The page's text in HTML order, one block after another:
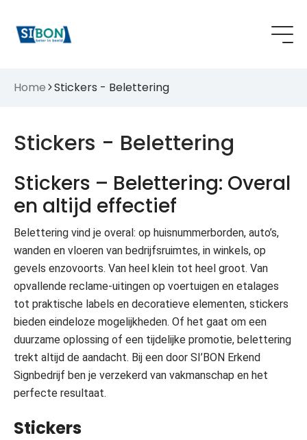
Home Stickers - Belettering
Stickers - Belettering
Stickers – Belettering: Overal
en altijd effectief
Belettering vind je overal: op huisnummerborden, auto’s,
wanden en vloeren van bedrijfsruimtes, in winkels, op
gevels enzovoorts. Van heel klein tot heel groot. Van
opvallende reclame-uitingen op voertuigen en etalages
tot praktische labels en decoratieve elementen, stickers
bieden eindeloze mogelijkheden. Of het gaat om een
duurzame oplossing of een tijdelijke promotie, belettering
trekt altijd de aandacht. Bij een door SI’BON Erkend
Signbedrijf ben je verzekerd van vakmanschap en het
perfecte resultaat.
Stickers